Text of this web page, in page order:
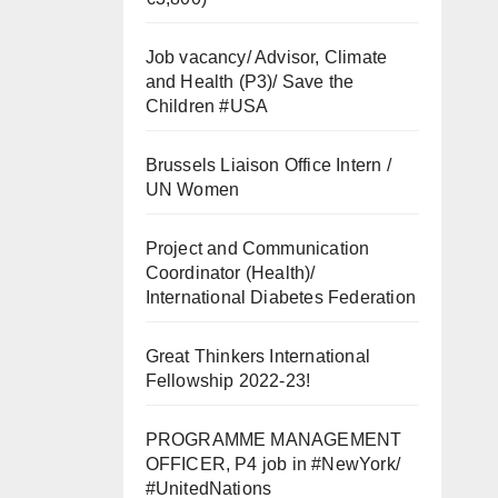
Job vacancy/ Advisor, Climate
and Health (P3)/ Save the
Children #USA
Brussels Liaison Office Intern /
UN Women
Project and Communication
Coordinator (Health)/
International Diabetes Federation
Great Thinkers International
Fellowship 2022-23!
PROGRAMME MANAGEMENT
OFFICER, P4 job in #NewYork/
#UnitedNations